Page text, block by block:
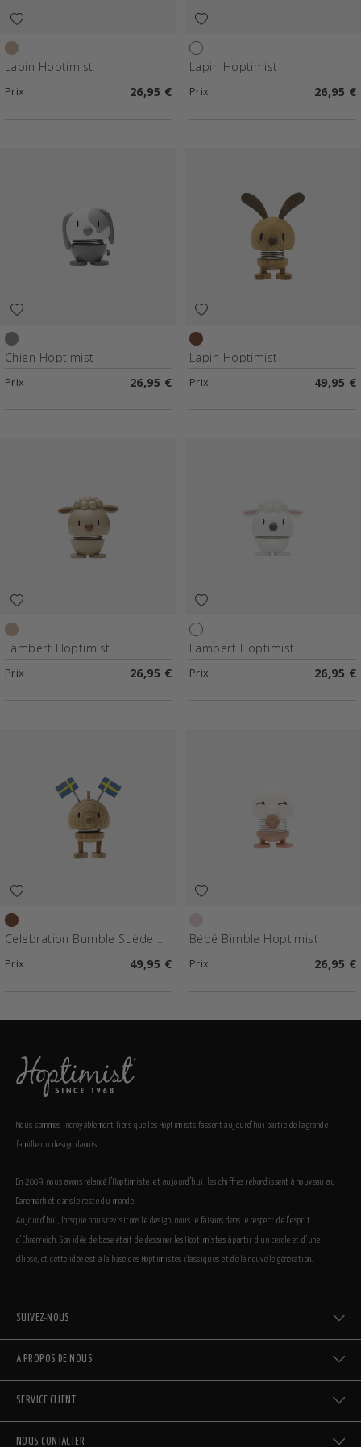
Latte
Lapin Hoptimist
Prix 26,95 €
Blanc
Lapin Hoptimist
Prix 26,95 €
Gris froid
Chien Hoptimist
Prix 26,95 €
Chêne
Lapin Hoptimist
Prix 49,95 €
Latte
Lambert Hoptimist
Prix 26,95 €
Blanc
Lambert Hoptimist
Prix 26,95 €
Chêne brut Celebration Bumble Suède Hoptimist
Prix 49,95 €
Rose
Bébé Bimble Hoptimist
Prix 26,95 €
Nous sommes incroyablement fiers que les Hoptimists fassent aujourd’hui partie de la grande
famille du design danois.
En 2009, nous avons relancé l’Hoptimiste, et aujourd’hui, les chiffres rebondissent à nouveau au
Danemark et dans le reste du monde.
Aujourd’hui, lorsque nous revisitons le design, nous le faisons dans le respect de l’esprit
d’Ehrenreich. Son idée de base était de dessiner les Hoptimistes à partir d’un cercle et d’une
ellipse, et cette idée est à la base des Hoptimistes classiques et de la nouvelle génération.
SUIVEZ-NOUS
À PROPOS DE NOUS
SERVICE CLIENT
NOUS CONTACTER